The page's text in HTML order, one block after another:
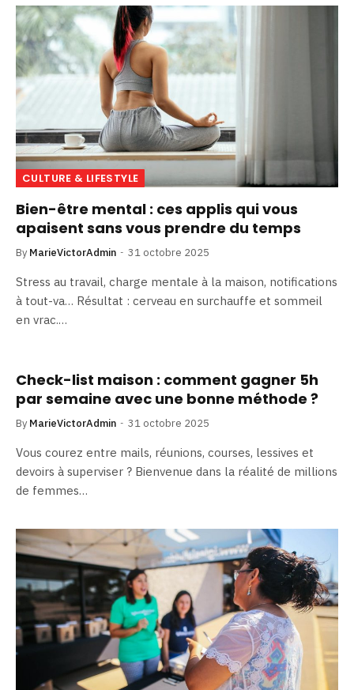
CULTURE & LIFESTYLE
Bien-être mental : ces applis qui vous
apaisent sans vous prendre du temps
By MarieVictorAdmin 31 octobre 2025
Stress au travail, charge mentale à la maison, notifications
à tout-va… Résultat : cerveau en surchauffe et sommeil
en vrac.…
Check-list maison : comment gagner 5h
par semaine avec une bonne méthode ?
By MarieVictorAdmin 31 octobre 2025
Vous courez entre mails, réunions, courses, lessives et
devoirs à superviser ? Bienvenue dans la réalité de millions
de femmes…